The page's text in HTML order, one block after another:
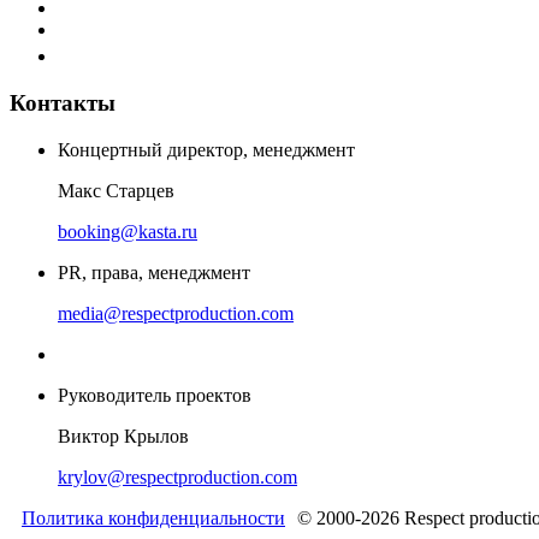
Контакты
Концертный директор, менеджмент
Макс Старцев
booking@kasta.ru
PR, права, менеджмент
media@respectproduction.com
Руководитель проектов
Виктор Крылов
krylov@respectproduction.com
Политика конфиденциальности
© 2000-2026 Respect